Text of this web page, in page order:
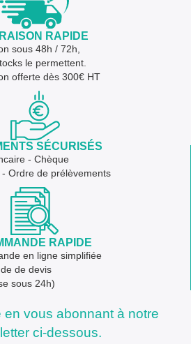
RAPIDE
sous 48h / 72h,
le permettent.
offerte dès 300€ HT
SÉCURISÉS
- Chèque
Ordre de prélèvements
RAPIDE
en ligne simplifiée
de devis
sous 24h)
en vous abonnant à notre
ci-dessous.